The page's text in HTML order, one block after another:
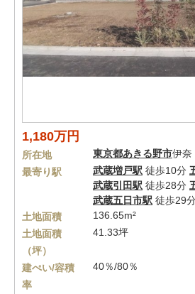
1,180万円
所在地 東京都あきる野市伊奈
最寄り駅
武蔵増戸駅 徒歩10分
武蔵引田駅 徒歩28分
武蔵五日市駅 徒歩29
土地面積
136.65m²
土地面積
（坪）
41.33坪
建ぺい/容積
率
40％/80％